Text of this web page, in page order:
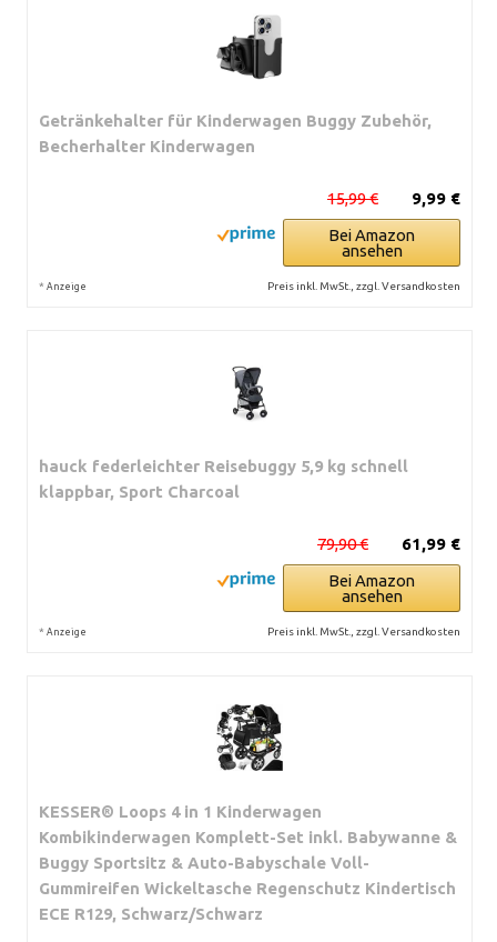
Getränkehalter für Kinderwagen Buggy Zubehör,
Becherhalter Kinderwagen
9,99 €
15,99 €
Bei Amazon
ansehen
* Anzeige Preis inkl. MwSt., zzgl. Versandkosten
hauck federleichter Reisebuggy 5,9 kg schnell
klappbar, Sport Charcoal
61,99 €
79,90 €
Bei Amazon
ansehen
* Anzeige Preis inkl. MwSt., zzgl. Versandkosten
KESSER® Loops 4 in 1 Kinderwagen
Kombikinderwagen Komplett-Set inkl. Babywanne &
Buggy Sportsitz & Auto-Babyschale Voll-
Gummireifen Wickeltasche Regenschutz Kindertisch
ECE R129, Schwarz/Schwarz